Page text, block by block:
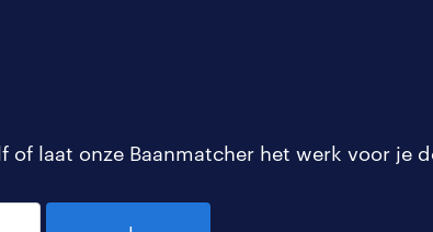
laat onze Baanmatcher het werk voor je